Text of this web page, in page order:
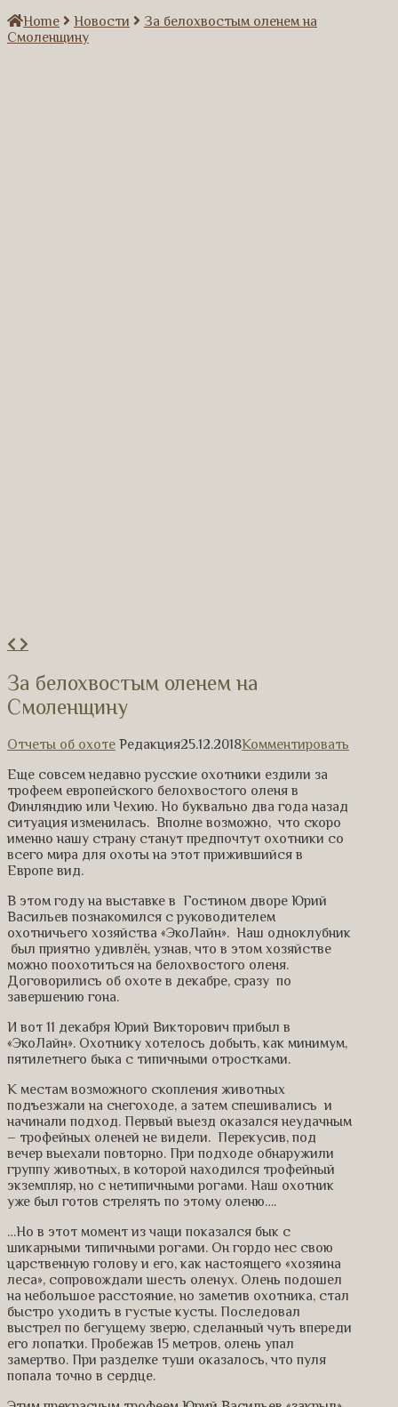
Home
Новости
За белохвостым оленем на
Смоленщину
За белохвостым оленем на
Смоленщину
Отчеты об охоте Редакция25.12.2018Комментировать
Еще совсем недавно русские охотники ездили за
трофеем европейского белохвостого оленя в
Финляндию или Чехию. Но буквально два года назад
ситуация изменилась. Вполне возможно, что скоро
именно нашу страну станут предпочтут охотники со
всего мира для охоты на этот прижившийся в
Европе вид.
В этом году на выставке в Гостином дворе Юрий
Васильев познакомился с руководителем
охотничьего хозяйства «ЭкоЛайн». Наш одноклубник
был приятно удивлён, узнав, что в этом хозяйстве
можно поохотиться на белохвостого оленя.
Договорились об охоте в декабре, сразу по
завершению гона.
И вот 11 декабря Юрий Викторович прибыл в
«ЭкоЛайн». Охотнику хотелось добыть, как минимум,
пятилетнего быка с типичными отростками.
К местам возможного скопления животных
подъезжали на снегоходе, а затем спешивались и
начинали подход. Первый выезд оказался неудачным
– трофейных оленей не видели. Перекусив, под
вечер выехали повторно. При подходе обнаружили
группу животных, в которой находился трофейный
экземпляр, но с нетипичными рогами. Наш охотник
уже был готов стрелять по этому оленю….
…Но в этот момент из чащи показался бык с
шикарными типичными рогами. Он гордо нес свою
царственную голову и его, как настоящего «хозяина
леса», сопровождали шесть оленух. Олень подошел
на небольшое расстояние, но заметив охотника, стал
быстро уходить в густые кусты. Последовал
выстрел по бегущему зверю, сделанный чуть впереди
его лопатки. Пробежав 15 метров, олень упал
замертво. При разделке туши оказалось, что пуля
попала точно в сердце.